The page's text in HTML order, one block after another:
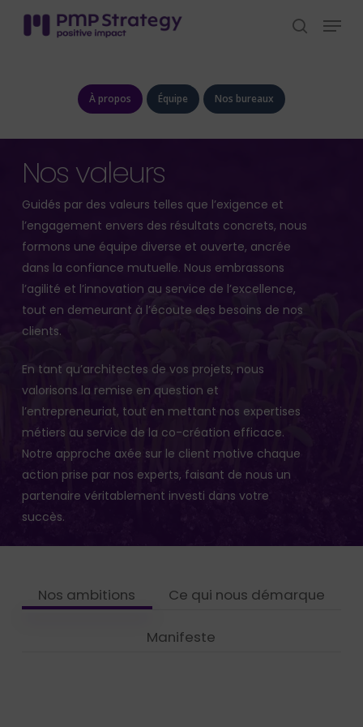
search
Menu
À propos Équipe Nos bureaux
Nos valeurs
Guidés par des valeurs telles que l’exigence et
l’engagement envers des résultats concrets, nous
formons une équipe diverse et ouverte, ancrée
dans la confiance mutuelle. Nous embrassons
l’agilité et l’innovation au service de l’excellence,
tout en demeurant à l’écoute des besoins de nos
clients.
En tant qu’architectes de vos projets, nous
valorisons la remise en question et
l’entrepreneuriat, tout en mettant nos expertises
métiers au service de la co-création efficace.
Notre approche axée sur le client motive chaque
action prise par nos experts, faisant de nous un
partenaire véritablement investi dans votre
succès.
Nos ambitions Ce qui nous démarque
Manifeste